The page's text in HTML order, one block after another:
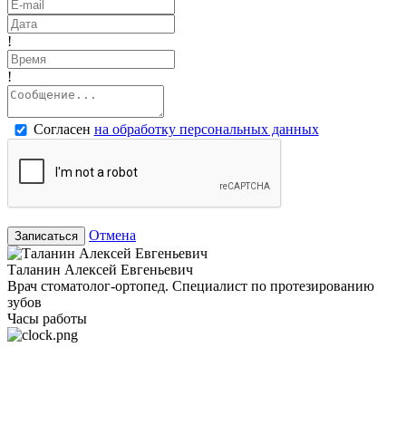
!
!
Согласен на обработку персональных данных
Записаться Отмена
Таланин Алексей Евгеньевич
Врач стоматолог-ортопед. Специалист по протезированию
зубов
Часы работы